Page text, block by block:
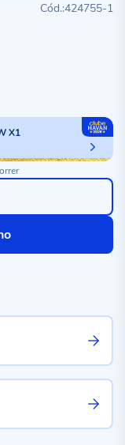
424755-1
X1